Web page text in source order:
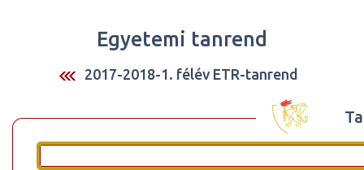
Egyetemi tanrend
2017-2018-1. félév ETR-tanrend